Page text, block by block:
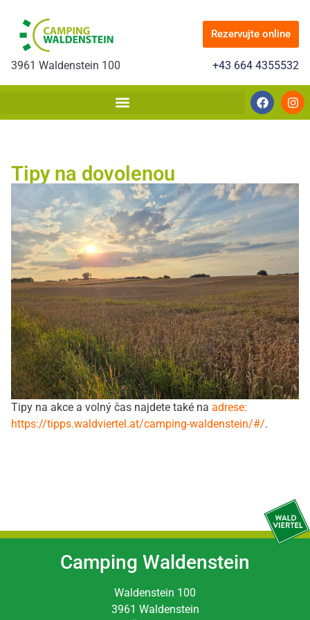
3961 Waldenstein 100 +43 664 4355532
Rezervujte online
Tipy na dovolenou
Tipy na akce a volný čas najdete také na adrese:
https://tipps.waldviertel.at/camping-waldenstein/#/.
Camping Waldenstein
Waldenstein 100
3961 Waldenstein